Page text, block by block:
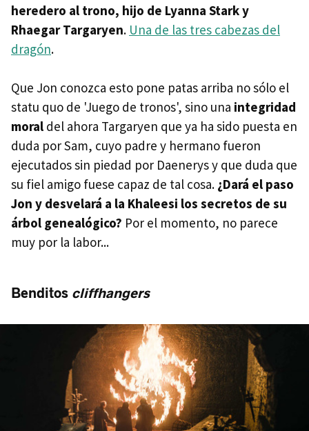
heredero al trono, hijo de Lyanna Stark y
Rhaegar Targaryen. Una de las tres cabezas del
dragón.
Que Jon conozca esto pone patas arriba no sólo el
statu quo de 'Juego de tronos', sino una integridad
moral del ahora Targaryen que ya ha sido puesta en
duda por Sam, cuyo padre y hermano fueron
ejecutados sin piedad por Daenerys y que duda que
su fiel amigo fuese capaz de tal cosa. ¿Dará el paso
Jon y desvelará a la Khaleesi los secretos de su
árbol genealógico? Por el momento, no parece
muy por la labor...
Benditos cliffhangers